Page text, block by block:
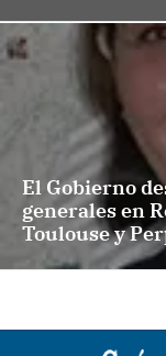
El Gobierno
generales en
Toulouse y